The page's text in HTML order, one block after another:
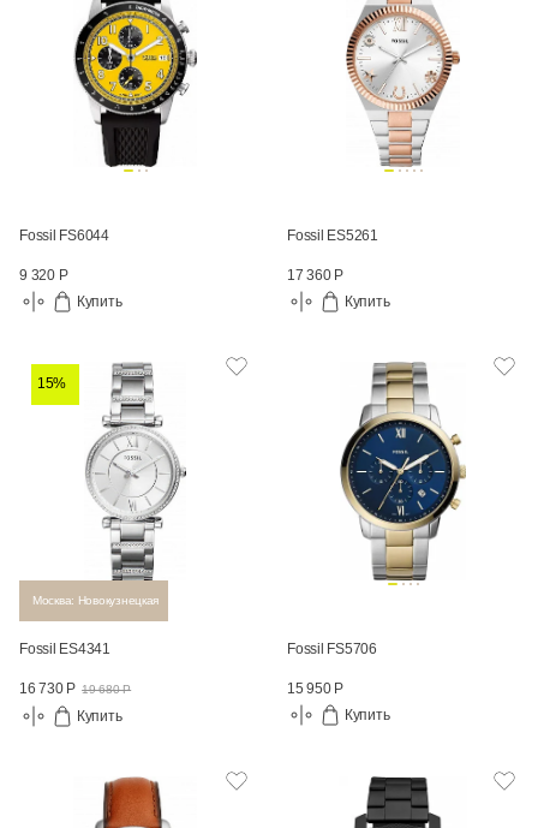
Fossil FS6044
9 320 Р
Купить
Fossil ES5261
17 360 Р
Купить
15%
Москва: Новокузнецкая
Fossil ES4341
16 730 Р 19 680 Р
Купить
Fossil FS5706
15 950 Р
Купить